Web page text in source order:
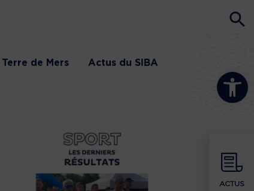
Ouvrir la
ACTUS
Terre de Mers Actus du SIBA